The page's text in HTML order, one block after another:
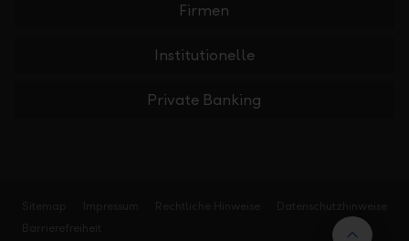
Firmen
Institutionelle
Private Banking
Nach